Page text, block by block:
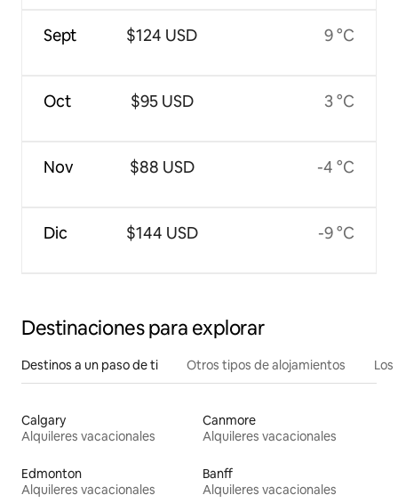
Sept
Oct
Nov
Dic
$124 USD
$95 USD
$88 USD
$144 USD
9 °C
3 °C
-4 °C
-9 °C
Destinaciones para explorar
Destinos a un paso de ti Otros tipos de alojamientos
Calgary
Alquileres vacacionales
Canmore
Alquileres vacacionales
Edmonton
Alquileres vacacionales
Banff
Alquileres vacacionales